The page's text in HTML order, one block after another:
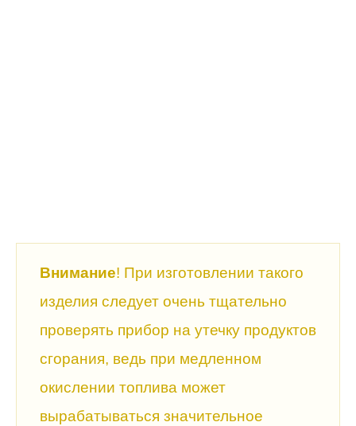
Внимание! При изготовлении такого
изделия следует очень тщательно
проверять прибор на утечку продуктов
сгорания, ведь при медленном
окислении топлива может
вырабатываться значительное